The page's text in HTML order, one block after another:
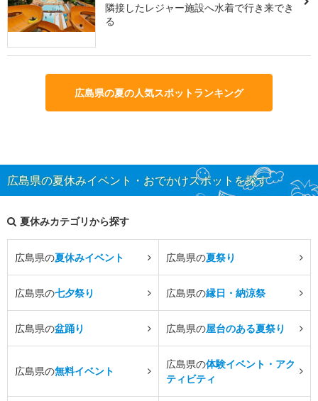
隣接したレジャー施設へ水着で行き来でき
る
広島県の夏の人気スポットランキング
広島県の夏休みイベント・おでかけスポットを探す
夏休みカテゴリから探す
広島県の夏休みイベント 広島県の夏祭り
広島県の七夕祭り 広島県の縁日・納涼祭
広島県の盆踊り 広島県の屋台のある夏祭り
広島県の無料イベント
広島県の体験イベント・アク
ティビティ